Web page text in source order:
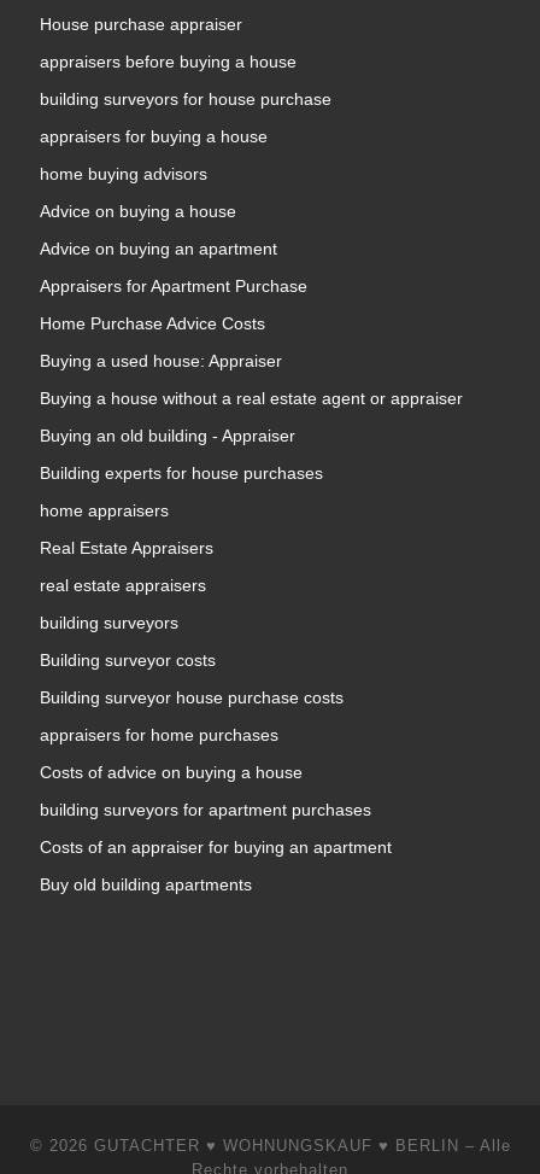
House purchase appraiser
appraisers before buying a house
building surveyors for house purchase
appraisers for buying a house
home buying advisors
Advice on buying a house
Advice on buying an apartment
Appraisers for Apartment Purchase
Home Purchase Advice Costs
Buying a used house: Appraiser
Buying a house without a real estate agent or appraiser
Buying an old building - Appraiser
Building experts for house purchases
home appraisers
Real Estate Appraisers
real estate appraisers
building surveyors
Building surveyor costs
Building surveyor house purchase costs
appraisers for home purchases
Costs of advice on buying a house
building surveyors for apartment purchases
Costs of an appraiser for buying an apartment
Buy old building apartments
© 2026 GUTACHTER ♥ WOHNUNGSKAUF ♥ BERLIN – Alle
Rechte vorbehalten